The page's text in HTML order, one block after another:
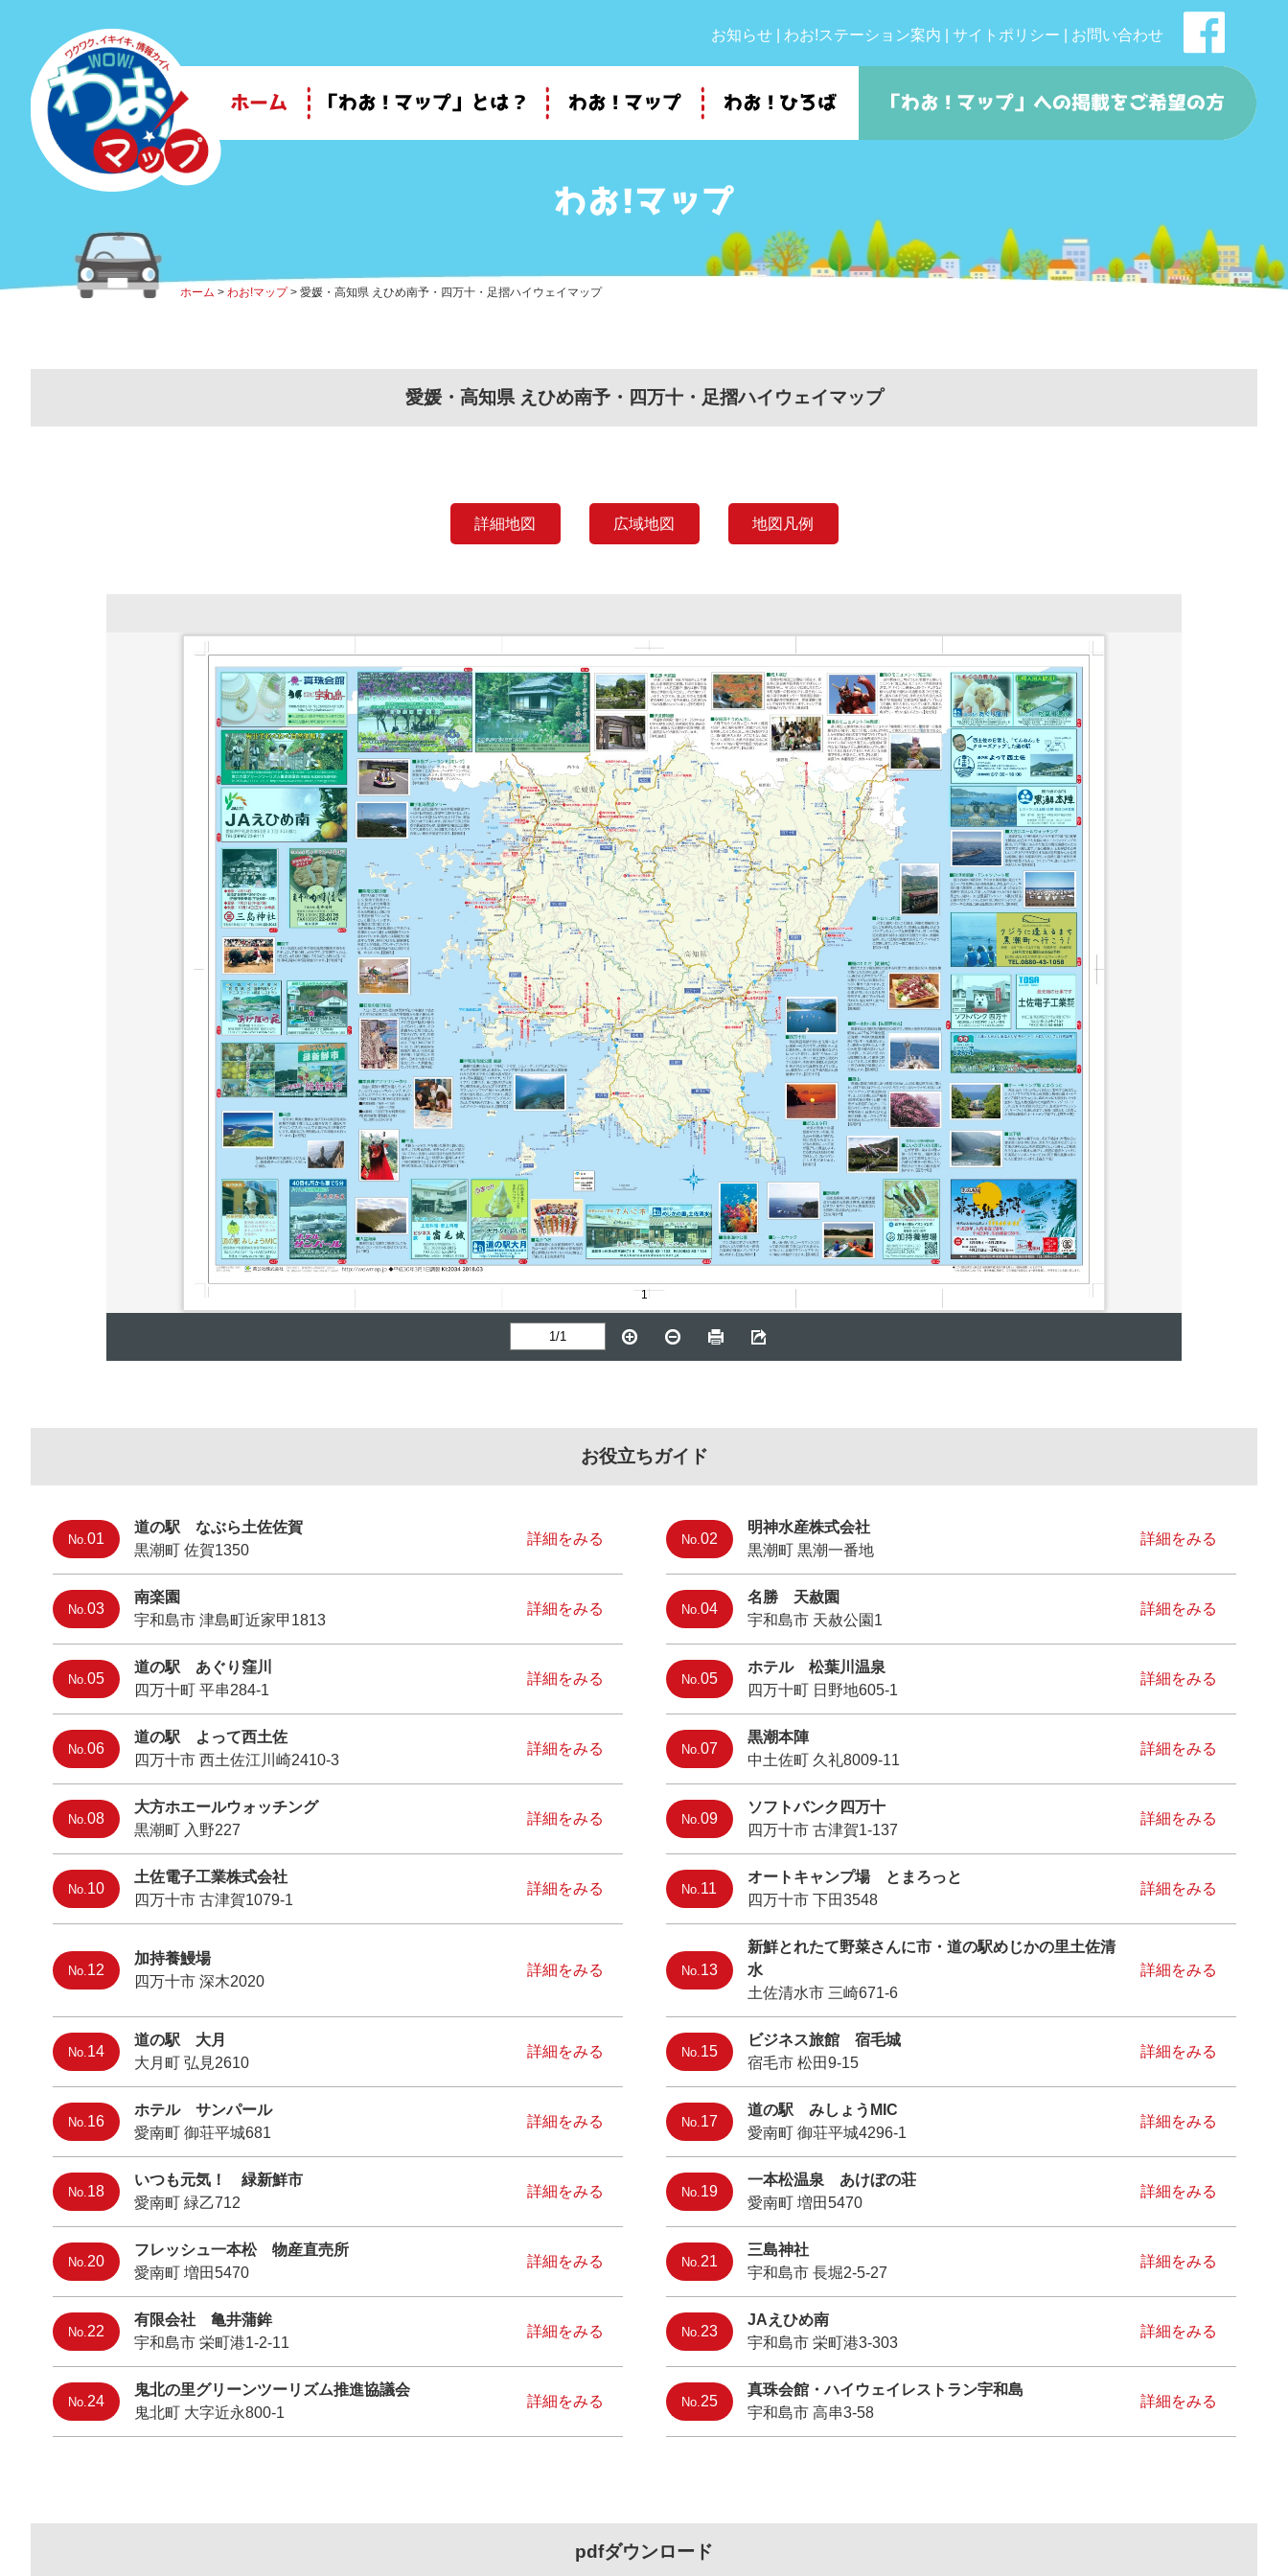
お知らせ わお!ステーション案内 サイトポリシー お問い合わせ
わお!マップ
ホーム > わお!マップ> 愛媛・高知県 えひめ南予・四万十・足摺ハイウェイマップ
愛媛・高知県 えひめ南予・四万十・足摺ハイウェイマップ
詳細地図 広域地図 地図凡例
お役立ちガイド
No.01
道の駅 なぶら土佐佐賀
黒潮町 佐賀1350
詳細をみる No.02
明神水産株式会社
黒潮町 黒潮一番地
詳細をみる
No.03
南楽園
宇和島市 津島町近家甲1813
詳細をみる No.04
名勝 天赦園
宇和島市 天赦公園1
詳細をみる
No.05
道の駅 あぐり窪川
四万十町 平串284-1
詳細をみる No.05
ホテル 松葉川温泉
四万十町 日野地605-1
詳細をみる
No.06
道の駅 よって西土佐
四万十市 西土佐江川崎2410-3
詳細をみる No.07
黒潮本陣
中土佐町 久礼8009-11
詳細をみる
No.08
大方ホエールウォッチング
黒潮町 入野227
詳細をみる No.09
ソフトバンク四万十
四万十市 古津賀1-137
詳細をみる
No.10
土佐電子工業株式会社
四万十市 古津賀1079-1
詳細をみる No.11
オートキャンプ場 とまろっと
四万十市 下田3548
詳細をみる
No.12
加持養鰻場
四万十市 深木2020
詳細をみる No.13
新鮮とれたて野菜さんに市・道の駅めじかの里土佐清
水
土佐清水市 三崎671-6
詳細をみる
No.14
道の駅 大月
大月町 弘見2610
詳細をみる No.15
ビジネス旅館 宿毛城
宿毛市 松田9-15
詳細をみる
No.16
ホテル サンパール
愛南町 御荘平城681
詳細をみる No.17
道の駅 みしょうMIC
愛南町 御荘平城4296-1
詳細をみる
No.18
いつも元気！ 緑新鮮市
愛南町 緑乙712
詳細をみる No.19
一本松温泉 あけぼの荘
愛南町 増田5470
詳細をみる
No.20
フレッシュ一本松 物産直売所
愛南町 増田5470
詳細をみる No.21
三島神社
宇和島市 長堀2-5-27
詳細をみる
No.22
有限会社 亀井蒲鉾
宇和島市 栄町港1-2-11
詳細をみる No.23
JAえひめ南
宇和島市 栄町港3-303
詳細をみる
No.24
鬼北の里グリーンツーリズム推進協議会
鬼北町 大字近永800-1
詳細をみる No.25
真珠会館・ハイウェイレストラン宇和島
宇和島市 高串3-58
詳細をみる
pdfダウンロード